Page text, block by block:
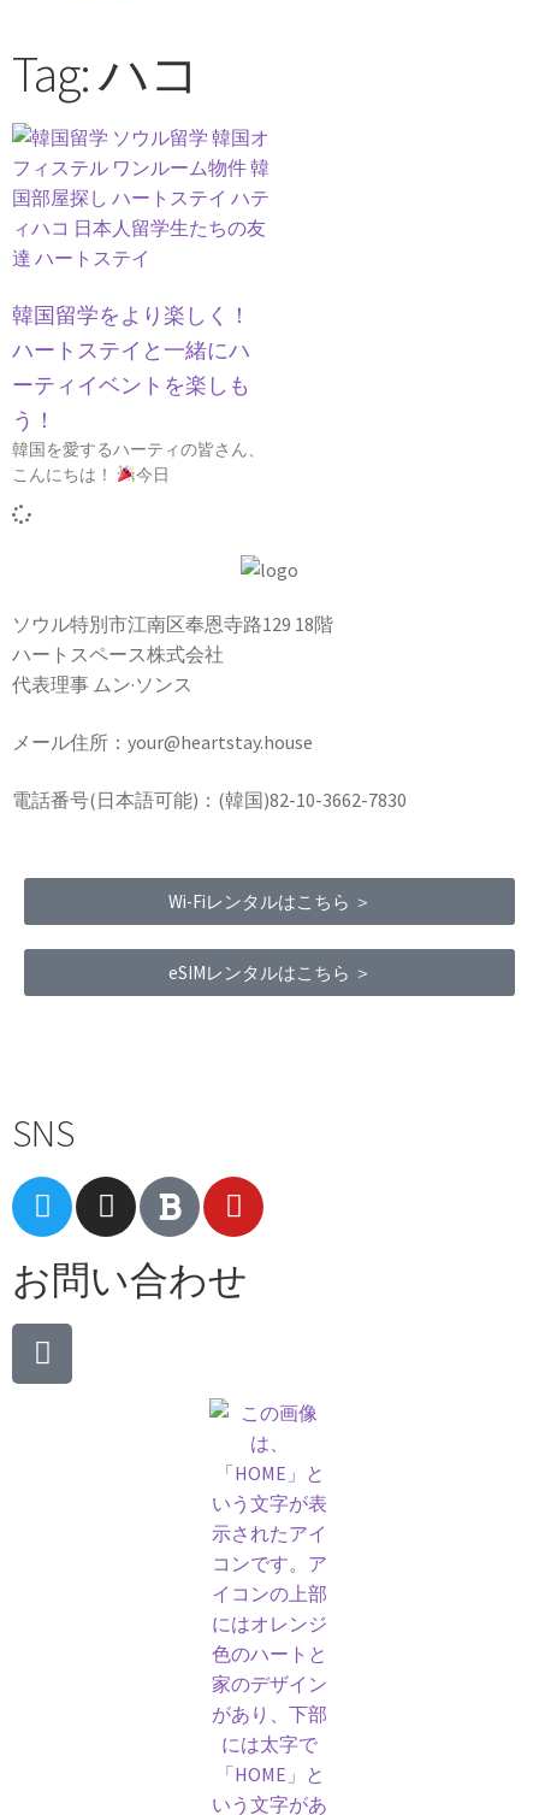
Tag: ハコ
韓国留学をより楽しく！
ハートステイと一緒にハ
ーティイベントを楽しも
う！
韓国を愛するハーティの皆さん、
こんにちは！
今日
ソウル特別市江南区奉恩寺路129 18階
ハートスペース株式会社
代表理事 ムン·ソンス
メール住所：your@heartstay.house
電話番号(日本語可能)：(韓国)82-10-3662-7830
Wi-Fiレンタルはこちら ＞
eSIMレンタルはこちら ＞
SNS
お問い合わせ